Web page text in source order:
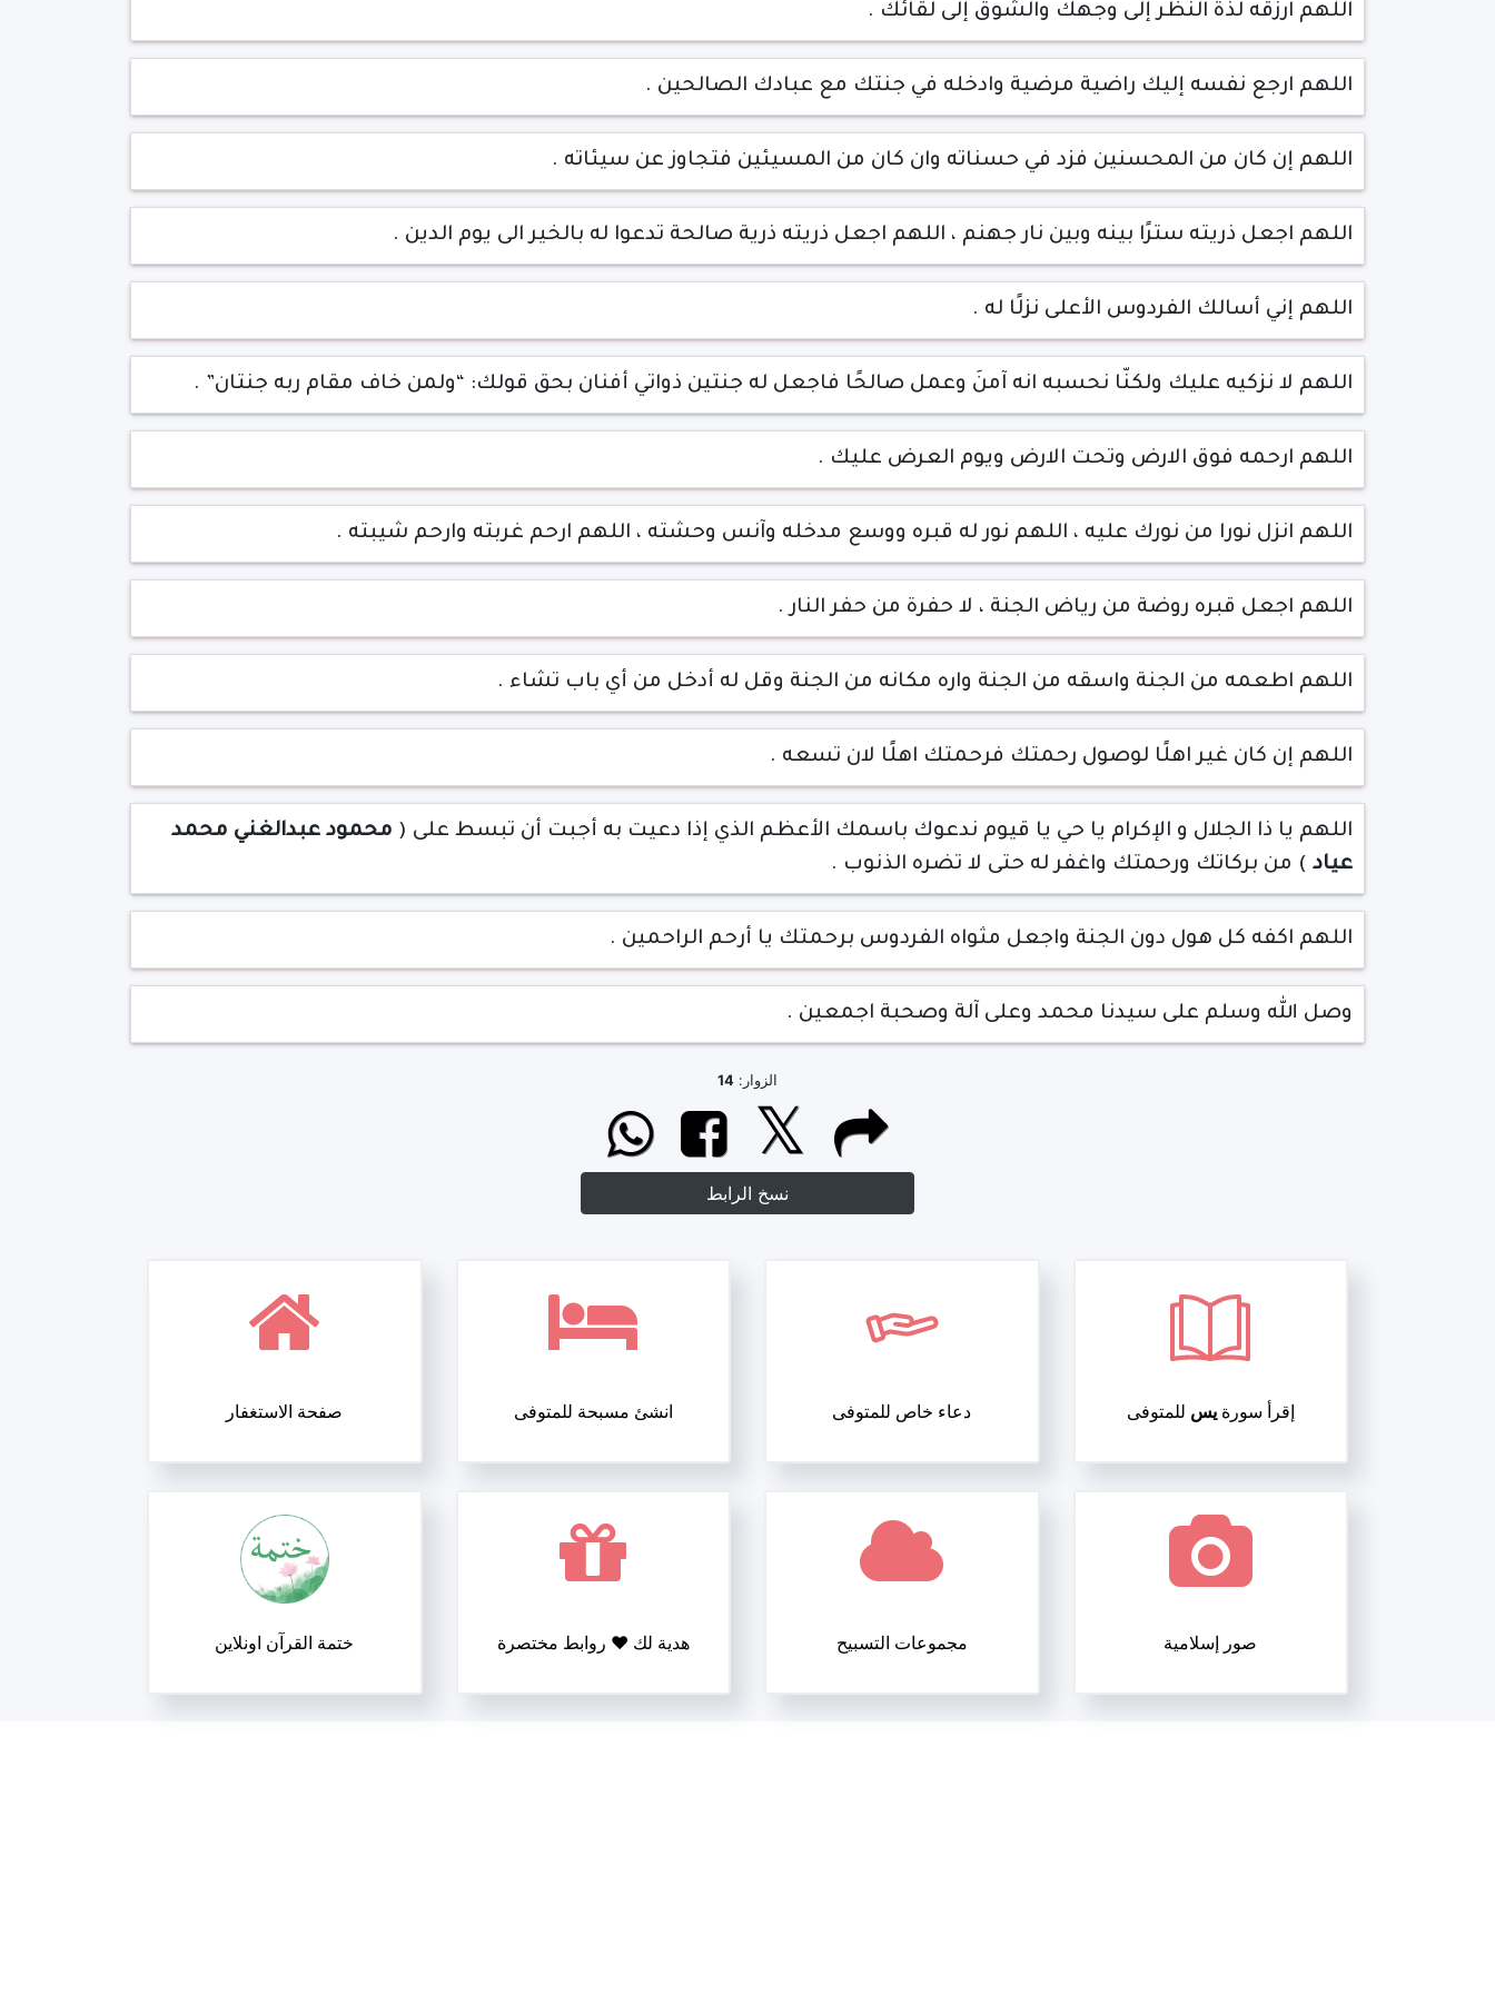
اللهم ارزقه لذة النظر إلى وجهك والشوق إلى لقائك .
اللهم ارجع نفسه إليك راضية مرضية وادخله في جنتك مع عبادك الصالحين .
اللهم إن كان من المحسنين فزد في حسناته وان كان من المسيئين فتجاوز عن سيئاته .
اللهم اجعل ذريته سترًا بينه وبين نار جهنم ، اللهم اجعل ذريته ذرية صالحة تدعوا له بالخير الى يوم الدين .
اللهم إني أسالك الفردوس الأعلى نزلًا له .
اللهم لا نزكيه عليك ولكنّا نحسبه انه آمنَ وعمل صالحًا فاجعل له جنتين ذواتي أفنان بحق قولك: “ولمن خاف مقام ربه جنتان” .
اللهم ارحمه فوق الارض وتحت الارض ويوم العرض عليك .
اللهم انزل نورا من نورك عليه ، اللهم نور له قبره ووسع مدخله وآنس وحشته ، اللهم ارحم غربته وارحم شيبته .
اللهم اجعل قبره روضة من رياض الجنة ، لا حفرة من حفر النار .
اللهم اطعمه من الجنة واسقه من الجنة واره مكانه من الجنة وقل له أدخل من أي باب تشاء .
اللهم إن كان غير اهلًا لوصول رحمتك فرحمتك اهلًا لان تسعه .
اللهم يا ذا الجلال و الإكرام يا حي يا قيوم ندعوك باسمك الأعظم الذي إذا دعيت به أجبت أن تبسط على ( محمود عبدالغني محمد
عياد ) من بركاتك ورحمتك واغفر له حتى لا تضره الذنوب .
اللهم اكفه كل هول دون الجنة واجعل مثواه الفردوس برحمتك يا أرحم الراحمين .
وصل الله وسلم على سيدنا محمد وعلى آلة وصحبة اجمعين .
الزوار: 14
نسخ الرابط
صفحة الاستغفار انشئ مسبحة للمتوفى دعاء خاص للمتوفى إقرأ سورةيس للمتوفى
ختمة القرآن اونلاين هدية لك ❤️ روابط مختصرة مجموعات التسبيح صور إسلامية